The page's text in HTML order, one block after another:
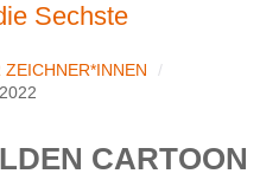
Sechste
CARTOON